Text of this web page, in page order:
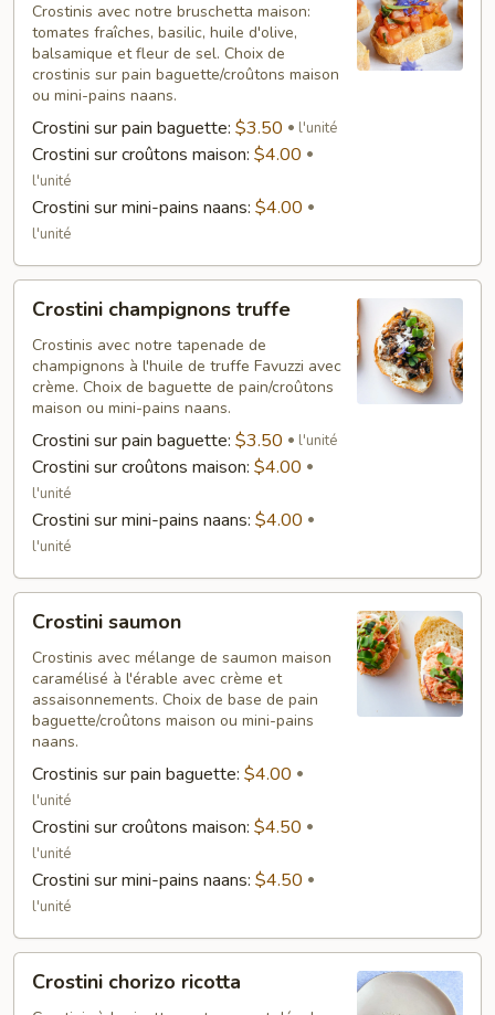
Crostinis avec notre bruschetta maison:
tomates fraîches, basilic, huile d'olive,
balsamique et fleur de sel. Choix de
crostinis sur pain baguette/croûtons maison
ou mini-pains naans.
Crostini sur pain baguette: $3.50 l'unité
Crostini sur croûtons maison: $4.00
l'unité
Crostini sur mini-pains naans: $4.00
l'unité
champignons
truffe
Crostini champignons truffe
Crostinis avec notre tapenade de
champignons à l'huile de truffe Favuzzi avec
crème. Choix de baguette de pain/croûtons
maison ou mini-pains naans.
Crostini sur pain baguette: $3.50 l'unité
Crostini sur croûtons maison: $4.00
l'unité
Crostini sur mini-pains naans: $4.00
l'unité
saumon
Crostini saumon
Crostinis avec mélange de saumon maison
caramélisé à l'érable avec crème et
assaisonnements. Choix de base de pain
baguette/croûtons maison ou mini-pains
naans.
Crostinis sur pain baguette: $4.00
l'unité
Crostini sur croûtons maison: $4.50
l'unité
Crostini sur mini-pains naans: $4.50
l'unité
chorizo
Crostini chorizo ricotta